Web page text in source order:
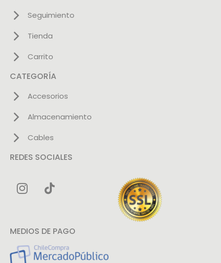
Seguimiento
Tienda
Carrito
CATEGORÍA
Accesorios
Almacenamiento
Cables
REDES SOCIALES
MEDIOS DE PAGO